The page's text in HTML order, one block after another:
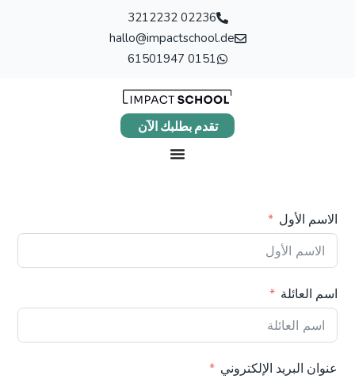
02236 3212232
hallo@impactschool.de
0151 61501947
تقدم بطلبك الآن
الاسم الأول
اسم العائلة
عنوان البريد الإلكتروني